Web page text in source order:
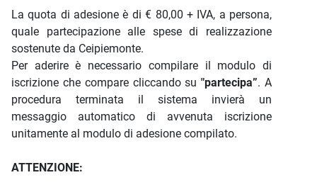
La quota di adesione è di € 80,00 + IVA, a persona,
quale partecipazione alle spese di realizzazione
sostenute da Ceipiemonte.
Per aderire è necessario compilare il modulo di
iscrizione che compare cliccando su"partecipa”. A
procedura terminata il sistema invierà un
messaggio automatico di avvenuta iscrizione
unitamente al modulo di adesione compilato.
ATTENZIONE: